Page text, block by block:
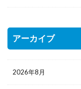
アーカイブ
2026年8月